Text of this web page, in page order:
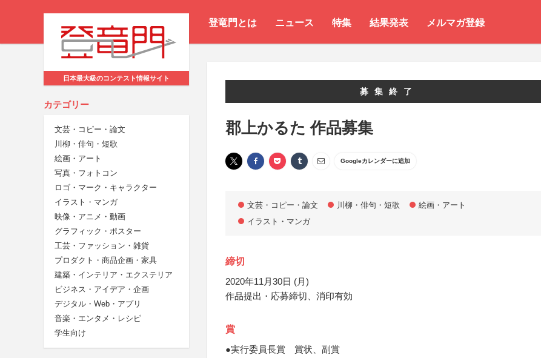
登竜門とは ニュース 特集 結果発表 メルマガ登録
日本最大級のコンテスト情報サイト
カテゴリー
文芸・コピー・論文
川柳・俳句・短歌
絵画・アート
写真・フォトコン
ロゴ・マーク・キャラクター
イラスト・マンガ
映像・アニメ・動画
グラフィック・ポスター
工芸・ファッション・雑貨
プロダクト・商品企画・家具
建築・インテリア・エクステリア
ビジネス・アイデア・企画
デジタル・Web・アプリ
音楽・エンタメ・レシピ
学生向け
募集終了
郡上かるた 作品募集
Googleカレンダーに追加
文芸・コピー・論文 川柳・俳句・短歌
絵画・アート
イラスト・マンガ
締切
2020年11月30日 (月)
作品提出・応募締切、消印有効
賞
●実行委員長賞 賞状、副賞